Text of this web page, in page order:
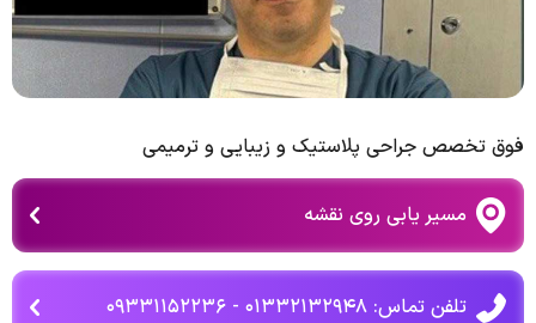
فوق تخصص جراحی پلاستیک و زیبایی و ترمیمی
مسیر یابی روی نقشه
تلفن تماس: ۰۱۳۳۲۱۳۲۹۴۸ - ۰۹۳۳۱۱۵۲۲۳۶